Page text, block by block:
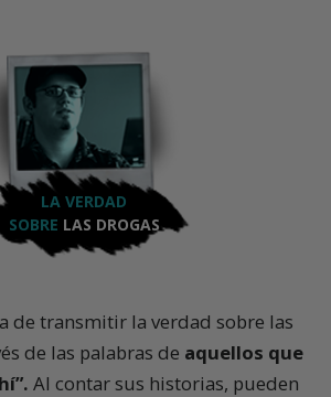
LA VERDAD
SOBRE LAS DROGAS
de transmitir la verdad sobre las
de las palabras de aquellos que
Al contar sus historias, pueden